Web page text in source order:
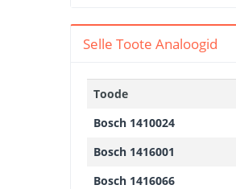
Selle Toote Analoogid
Toode
Bosch 1410024
Bosch 1416001
Bosch 1416066